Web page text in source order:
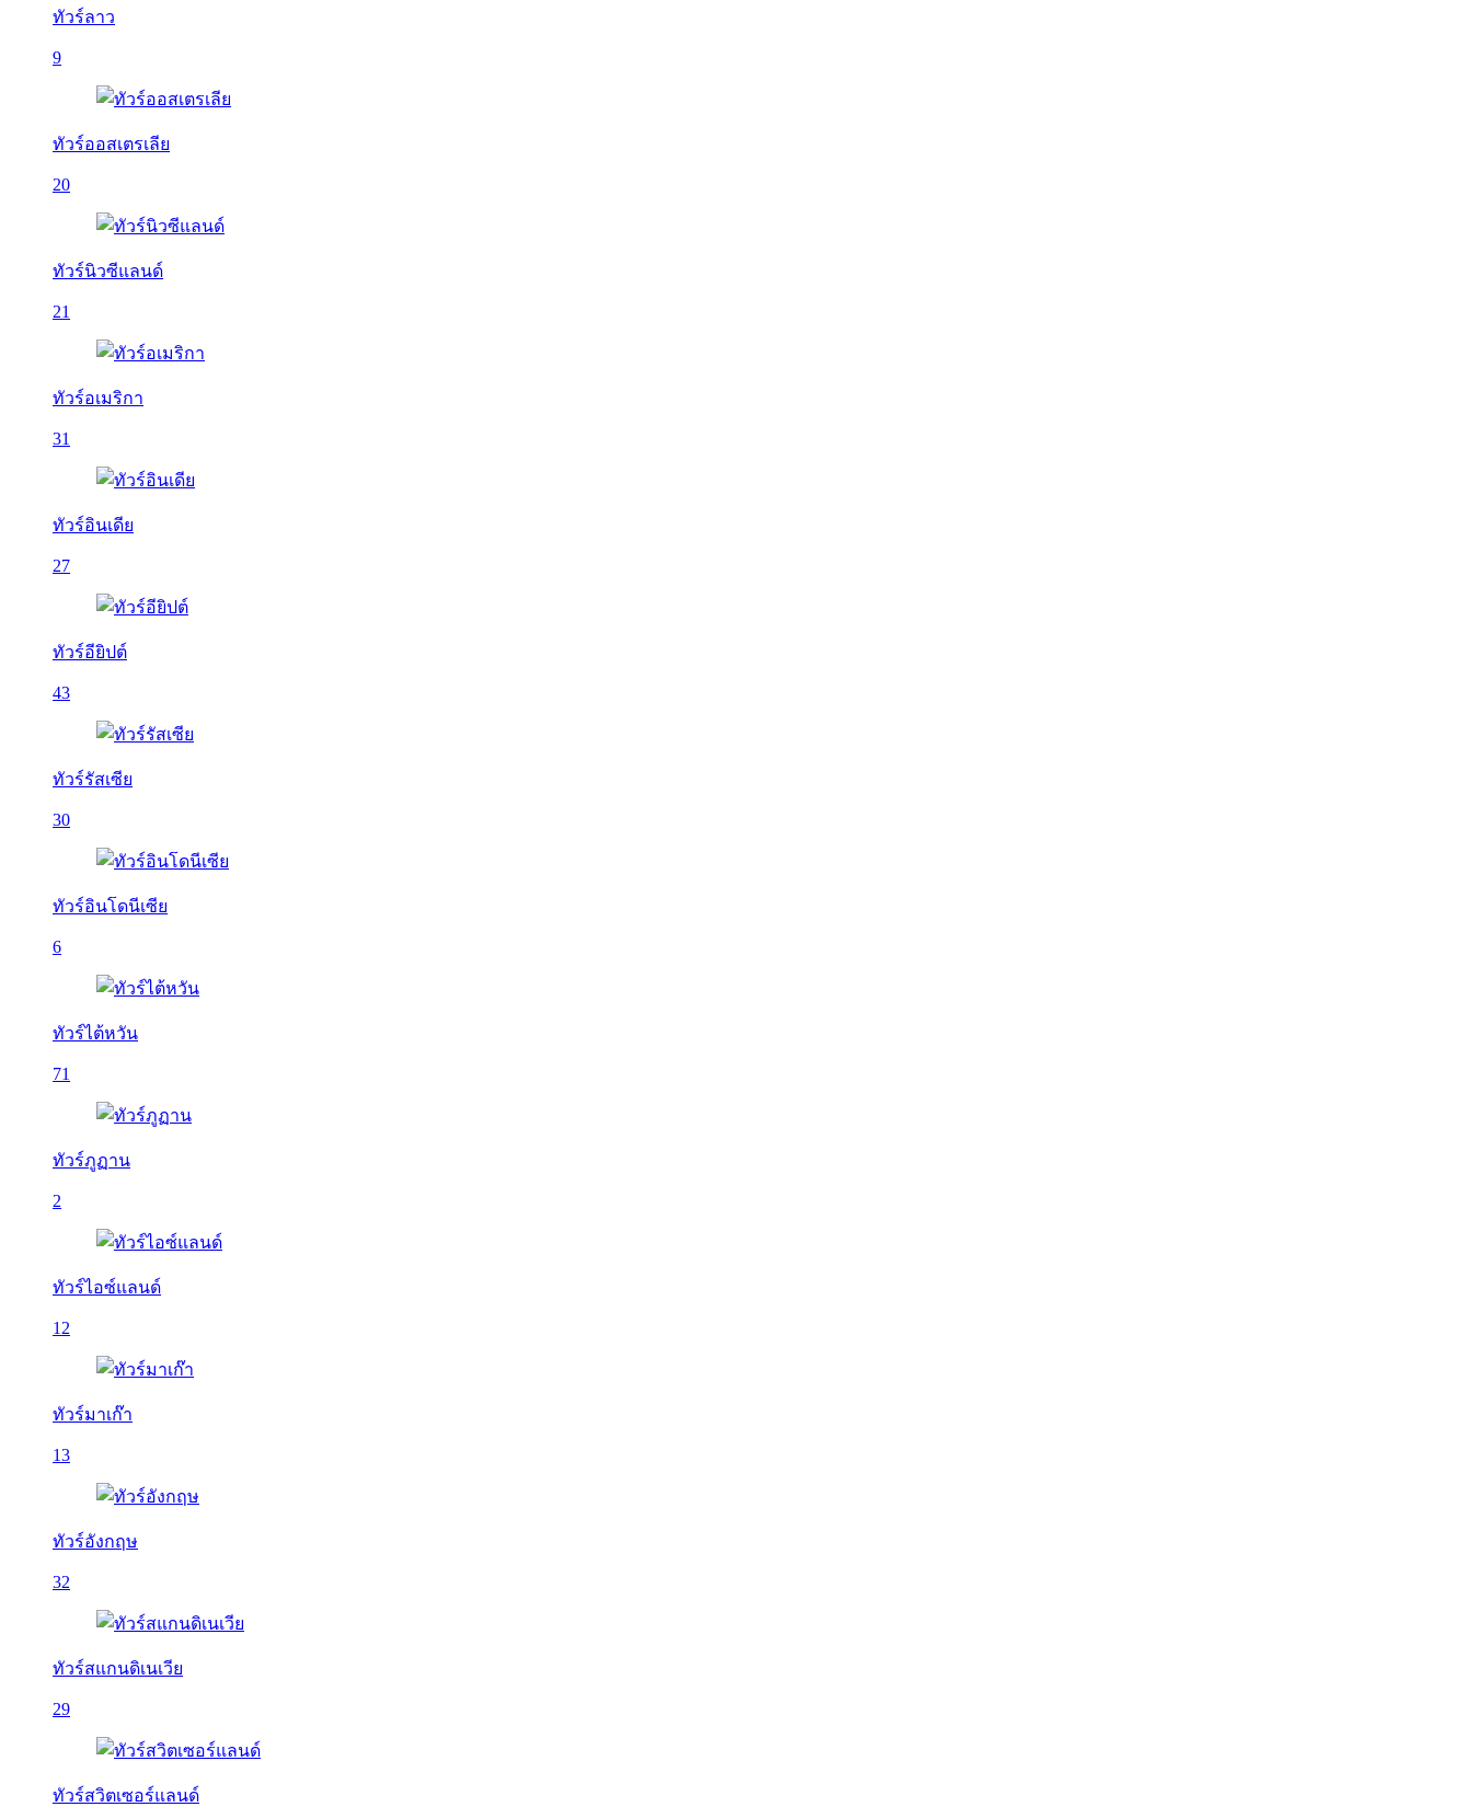
ทัวร์ลาว
9
ทัวร์ออสเตรเลีย
20
ทัวร์นิวซีแลนด์
21
ทัวร์อเมริกา
31
ทัวร์อินเดีย
27
ทัวร์อียิปต์
43
ทัวร์รัสเซีย
30
ทัวร์อินโดนีเซีย
6
ทัวร์ไต้หวัน
71
ทัวร์ภูฏาน
2
ทัวร์ไอซ์แลนด์
12
ทัวร์มาเก๊า
13
ทัวร์อังกฤษ
32
ทัวร์สแกนดิเนเวีย
29
ทัวร์สวิตเซอร์แลนด์